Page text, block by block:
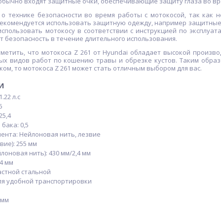
технике безопасности во время работы с мотокосой, так как
использовать защитную одежду, например
мотокосу в соответствии с инструкцией по
безопасность в течение длительного использования.
что мотокоса Z 261 от Hyundai обладает высокой
видов работ по кошению травы и обрезке кустов. Таким
то мотокоса Z 261 может стать отличным выбором для вас.
л.с
0,5
Нейлоновая нить, лезвие
255 мм
нить): 430 мм/2,4 мм
мм
стальной
удобной транспортировки